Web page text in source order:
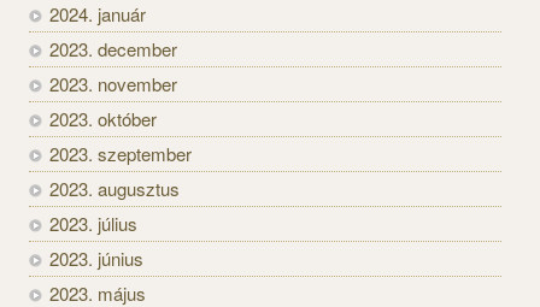
2024. január
2023. december
2023. november
2023. október
2023. szeptember
2023. augusztus
2023. július
2023. június
2023. május